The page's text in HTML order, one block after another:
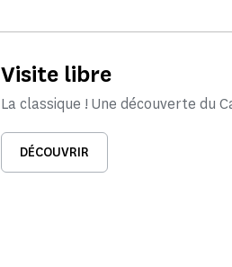
Visite libre
La classique ! Une découverte du
DÉCOUVRIR